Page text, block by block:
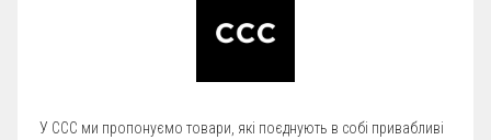
У CCC ми пропонуємо товари, які поєднують в собі привабливі